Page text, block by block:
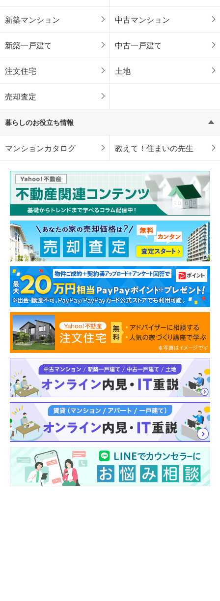
新築マンション 中古マンション
新築一戸建て 中古一戸建て
注文住宅 土地
売却査定
暮らしのお役立ち情報
マンションカタログ 教えて！住まいの先生